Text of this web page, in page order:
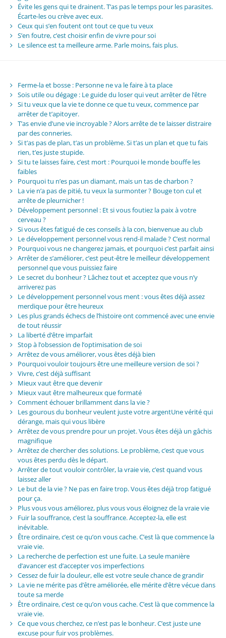
Évite les gens qui te drainent. T’as pas le temps pour les parasites.
Écarte-les ou crève avec eux.
Ceux qui s’en foutent ont tout ce que tu veux
S’en foutre, c’est choisir enfin de vivre pour soi
Le silence est ta meilleure arme. Parle moins, fais plus.
Ferme-la et bosse : Personne ne va le faire à ta place
Sois utile ou dégage : Le guide du loser qui veut arrêter de l’être
Si tu veux que la vie te donne ce que tu veux, commence par
arrêter de t’apitoyer.
T’as envie d’une vie incroyable ? Alors arrête de te laisser distraire
par des conneries.
Si t’as pas de plan, t’as un problème. Si t’as un plan et que tu fais
rien, t’es juste stupide.
Si tu te laisses faire, c’est mort : Pourquoi le monde bouffe les
faibles
Pourquoi tu n’es pas un diamant, mais un tas de charbon ?
La vie n’a pas de pitié, tu veux la surmonter ? Bouge ton cul et
arrête de pleurnicher !
Développement personnel : Et si vous foutiez la paix à votre
cerveau ?
Si vous êtes fatigué de ces conseils à la con, bienvenue au club
Le développement personnel vous rend-il malade ? C’est normal
Pourquoi vous ne changerez jamais, et pourquoi c’est parfait ainsi
Arrêter de s’améliorer, c’est peut-être le meilleur développement
personnel que vous puissiez faire
Le secret du bonheur ? Lâchez tout et acceptez que vous n’y
arriverez pas
Le développement personnel vous ment : vous êtes déjà assez
merdique pour être heureux
Les plus grands échecs de l’histoire ont commencé avec une envie
de tout réussir
La liberté d’être imparfait
Stop à l’obsession de l’optimisation de soi
Arrêtez de vous améliorer, vous êtes déjà bien
Pourquoi vouloir toujours être une meilleure version de soi ?
Vivre, c’est déjà suffisant
Mieux vaut être que devenir
Mieux vaut être malheureux que formaté
Comment échouer brillamment dans la vie ?
Les gourous du bonheur veulent juste votre argentUne vérité qui
dérange, mais qui vous libère
Arrêtez de vous prendre pour un projet. Vous êtes déjà un gâchis
magnifique
Arrêtez de chercher des solutions. Le problème, c’est que vous
vous êtes perdu dès le départ.
Arrêter de tout vouloir contrôler, la vraie vie, c’est quand vous
laissez aller
Le but de la vie ? Ne pas en faire trop. Vous êtes déjà trop fatigué
pour ça.
Plus vous vous améliorez, plus vous vous éloignez de la vraie vie
Fuir la souffrance, c’est la souffrance. Acceptez-la, elle est
inévitable.
Être ordinaire, c’est ce qu’on vous cache. C’est là que commence la
vraie vie.
La recherche de perfection est une fuite. La seule manière
d’avancer est d’accepter vos imperfections
Cessez de fuir la douleur, elle est votre seule chance de grandir
La vie ne mérite pas d’être améliorée, elle mérite d’être vécue dans
toute sa merde
Être ordinaire, c’est ce qu’on vous cache. C’est là que commence la
vraie vie.
Ce que vous cherchez, ce n’est pas le bonheur. C’est juste une
excuse pour fuir vos problèmes.